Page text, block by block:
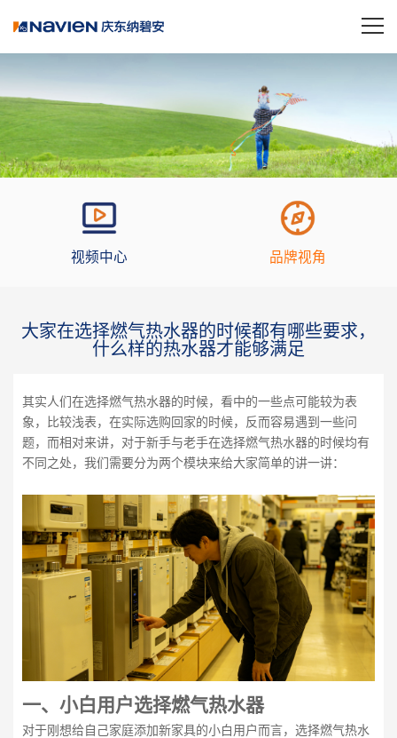
视频中心 品牌视角
大家在选择燃气热水器的时候都有哪些要求，
什么样的热水器才能够满足
其实人们在选择燃气热水器的时候，看中的一些点可能较为表
象，比较浅表，在实际选购回家的时候，反而容易遇到一些问
题，而相对来讲，对于新手与老手在选择燃气热水器的时候均有
不同之处，我们需要分为两个模块来给大家简单的讲一讲：
一、 小白用户选择燃气热水器
对于刚想给自己家庭添加新家具的小白用户而言，选择燃气热水